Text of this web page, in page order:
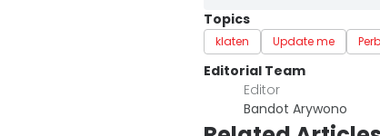
Topics
klaten Update me
Editorial Team
Editor
Bandot Arywono